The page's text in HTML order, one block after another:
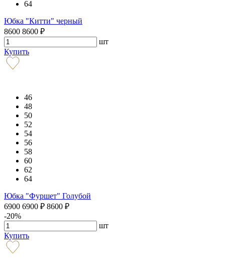
64
Юбка "Китти" черный
8600 8600 ₽
шт
Купить
46
48
50
52
54
56
58
60
62
64
Юбка "Фуршет" Голубой
6900 6900 ₽ 8600 ₽
-20%
шт
Купить